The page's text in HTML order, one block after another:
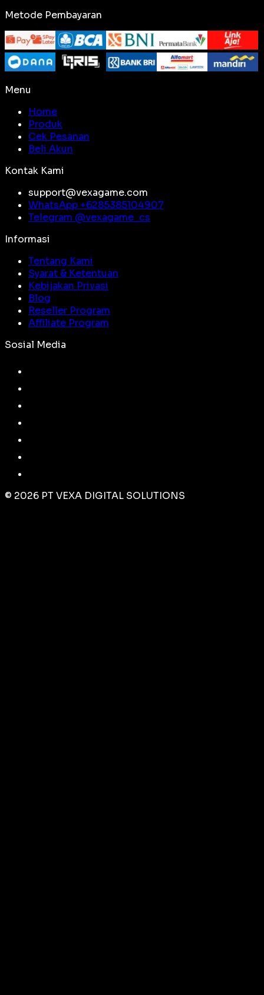
Metode Pembayaran
Menu
Home
Produk
Cek Pesanan
Beli Akun
Kontak Kami
support@vexagame.com
WhatsApp +6285385104907
Telegram @vexagame_cs
Informasi
Tentang Kami
Syarat & Ketentuan
Kebijakan Privasi
Blog
Reseller Program
Affiliate Program
Sosial Media
© 2026 PT VEXA DIGITAL SOLUTIONS